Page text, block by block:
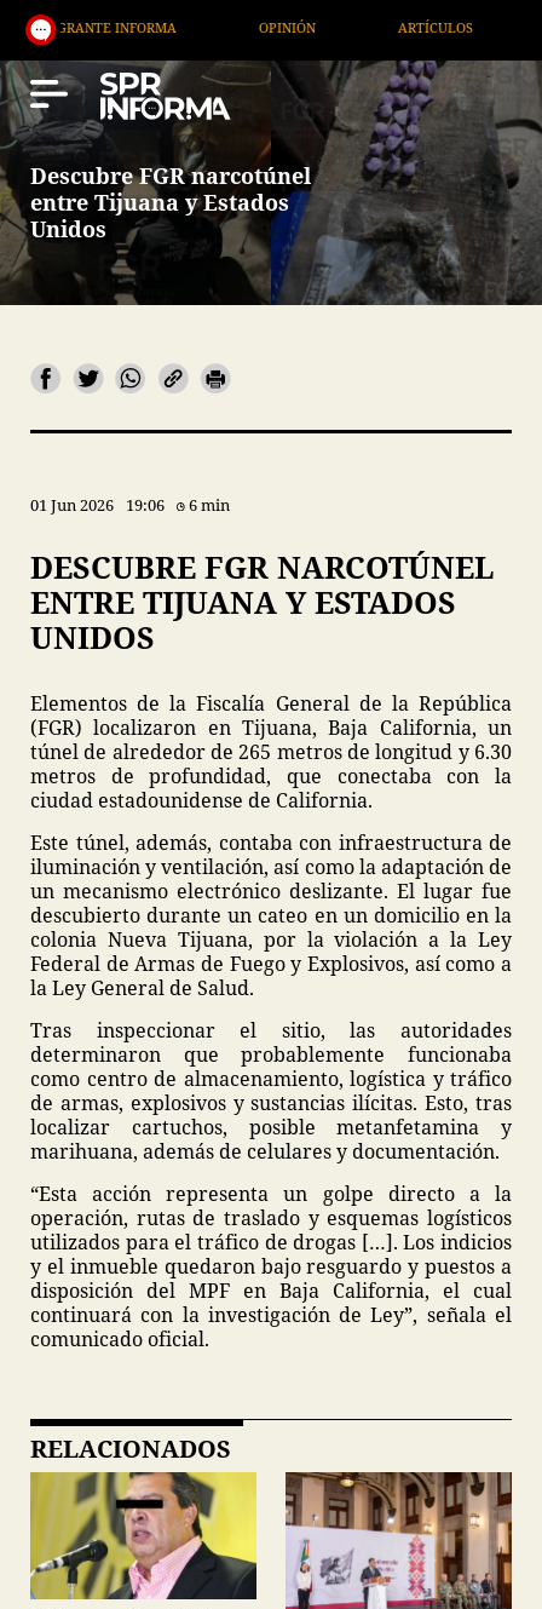
INFORMA ARTÍCULOS
Descubre FGR narcotúnel
entre Tijuana y Estados
Unidos
01 Jun 2026 19:06 6 min
DESCUBRE FGR NARCOTÚNEL
ENTRE TIJUANA Y ESTADOS
UNIDOS
Elementos de la Fiscalía General de la República
(FGR) localizaron en Tijuana, Baja California, un
túnel de alrededor de 265 metros de longitud y 6.30
metros de profundidad, que conectaba con la
ciudad estadounidense de California.
Este túnel, además, contaba con infraestructura de
iluminación y ventilación, así como la adaptación de
un mecanismo electrónico deslizante. El lugar fue
descubierto durante un cateo en un domicilio en la
colonia Nueva Tijuana, por la violación a la Ley
Federal de Armas de Fuego y Explosivos, así como a
la Ley General de Salud.
Tras inspeccionar el sitio, las autoridades
determinaron que probablemente funcionaba
como centro de almacenamiento, logística y tráfico
de armas, explosivos y sustancias ilícitas. Esto, tras
localizar cartuchos, posible metanfetamina y
marihuana, además de celulares y documentación.
“Esta acción representa un golpe directo a la
operación, rutas de traslado y esquemas logísticos
utilizados para el tráfico de drogas […]. Los indicios
y el inmueble quedaron bajo resguardo y puestos a
disposición del MPF en Baja California, el cual
continuará con la investigación de Ley”, señala el
comunicado oficial.
RELACIONADOS